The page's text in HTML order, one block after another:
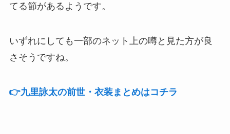
てる節があるようです。
いずれにしても一部のネット上の噂と見た方が良
さそうですね。
👉️九里詠太の前世・衣装まとめはコチラ